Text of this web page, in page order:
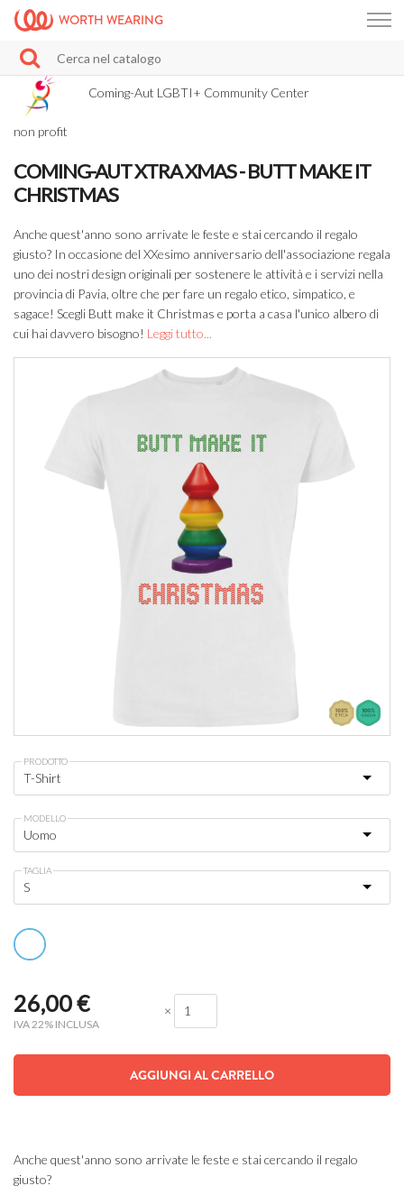
WORTH WEARING
Coming-Aut LGBTI+ Community Center
non profit
COMING-AUT XTRA XMAS - BUTT MAKE IT
CHRISTMAS
Anche quest'anno sono arrivate le feste e stai cercando il regalo
giusto? In occasione del XXesimo anniversario dell'associazione regala
uno dei nostri design originali per sostenere le attività e i servizi nella
provincia di Pavia, oltre che per fare un regalo etico, simpatico, e
sagace! Scegli Butt make it Christmas e porta a casa l'unico albero di
cui hai davvero bisogno! Leggi tutto...
PRODOTTO
MODELLO
TAGLIA
26,00€
IVA 22% INCLUSA
×
AGGIUNGI AL CARRELLO
Anche quest'anno sono arrivate le feste e stai cercando il regalo
giusto?